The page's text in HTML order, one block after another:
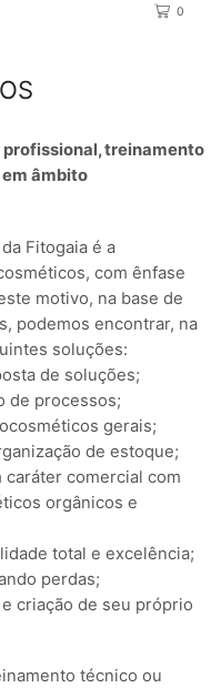
0
treinamento
âmbito
Fitogaia é a
com ênfase
motivo, na base de
podemos encontrar, na
soluções:
de soluções;
de processos;
gerais;
de estoque;
comercial com
orgânicos e
total e excelência;
perdas;
criação de seu próprio
técnico ou